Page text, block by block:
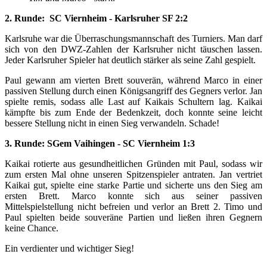
2. Runde: SC Viernheim - Karlsruher SF 2:2
Karlsruhe war die Überraschungsmannschaft des Turniers. Man darf
sich von den DWZ-Zahlen der Karlsruher nicht täuschen lassen.
Jeder Karlsruher Spieler hat deutlich stärker als seine Zahl gespielt.
Paul gewann am vierten Brett souverän, während Marco in einer
passiven Stellung durch einen Königsangriff des Gegners verlor. Jan
spielte remis, sodass alle Last auf Kaikais Schultern lag. Kaikai
kämpfte bis zum Ende der Bedenkzeit, doch konnte seine leicht
bessere Stellung nicht in einen Sieg verwandeln. Schade!
3. Runde: SGem Vaihingen - SC Viernheim 1:3
Kaikai rotierte aus gesundheitlichen Gründen mit Paul, sodass wir
zum ersten Mal ohne unseren Spitzenspieler antraten. Jan vertriet
Kaikai gut, spielte eine starke Partie und sicherte uns den Sieg am
ersten Brett. Marco konnte sich aus seiner passiven
Mittelspielstellung nicht befreien und verlor an Brett 2. Timo und
Paul spielten beide souveräne Partien und ließen ihren Gegnern
keine Chance.
Ein verdienter und wichtiger Sieg!